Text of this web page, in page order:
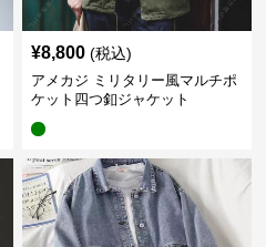
¥8,800 (税込)
アメカジ ミリタリー風マルチポ
ケット四つ釦ジャケット